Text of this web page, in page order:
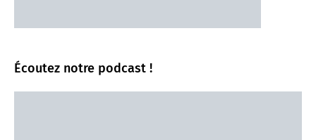
Écoutez notre podcast !